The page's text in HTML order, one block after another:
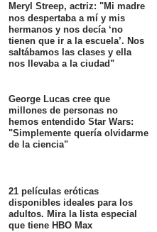
Meryl Streep, actriz: "Mi madre
nos despertaba a mí y mis
hermanos y nos decía ‘no
tienen que ir a la escuela’. Nos
saltábamos las clases y ella
nos llevaba a la ciudad"
George Lucas cree que
millones de personas no
hemos entendido Star Wars:
"Simplemente quería olvidarme
de la ciencia"
21 películas eróticas
disponibles ideales para los
adultos. Mira la lista especial
que tiene HBO Max